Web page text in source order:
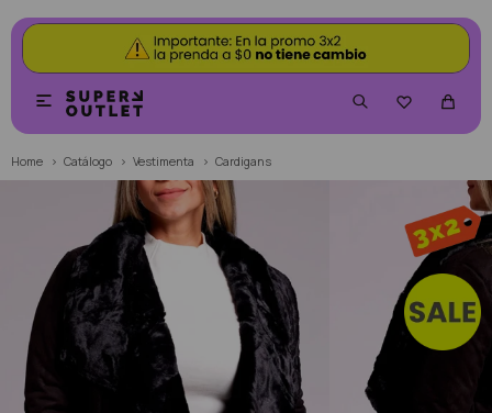


Home Catálogo Vestimenta Cardigans